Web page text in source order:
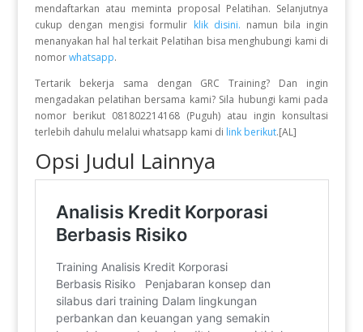
mendaftarkan atau meminta proposal Pelatihan. Selanjutnya
cukup dengan mengisi formulir klik disini. namun bila ingin
menanyakan hal hal terkait Pelatihan bisa menghubungi kami di
nomor whatsapp.
Tertarik bekerja sama dengan GRC Training? Dan ingin
mengadakan pelatihan bersama kami? Sila hubungi kami pada
nomor berikut 081802214168 (Puguh) atau ingin konsultasi
terlebih dahulu melalui whatsapp kami di link berikut.[AL]
Opsi Judul Lainnya